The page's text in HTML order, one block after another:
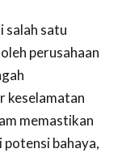
salah satu
perusahaan
keselamatan
memastikan
potensi bahaya,